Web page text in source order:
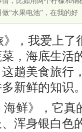
“水果电池”，在我的好
，我爱上了
，海底生活
趟美食旅行
多新鲜的知识
鲜》，它真
浑身银白色